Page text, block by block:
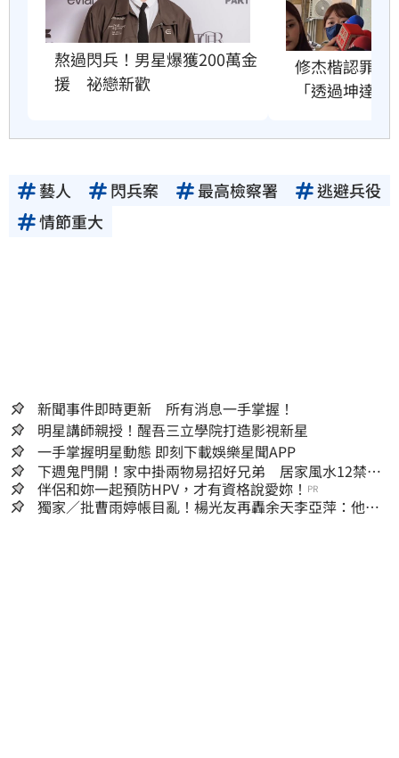
熬過閃兵！男星爆獲200萬金
援　祕戀新歡
修杰楷認罪求
「透過坤達」
藝人 閃兵案 最高檢察署
逃避兵役
情節重大
新聞事件即時更新 所有消息一手掌握！
明星講師親授！醒吾三立學院打造影視新星
一手掌握明星動態 即刻下載娛樂星聞APP
下週鬼門開！家中掛兩物易招好兄弟 居家風水12禁忌
快檢查
伴侶和妳一起預防HPV，才有資格說愛妳！ PR
獨家／批曹雨婷帳目亂！楊光友再轟余天李亞萍：他們